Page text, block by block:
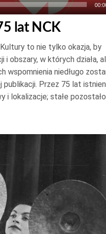
lat NCK
to nie tylko okazja, by
i obszary, w których działa,
wspomnienia niedługo
Przez 75 lat
i lokalizacje; stałe pozostało